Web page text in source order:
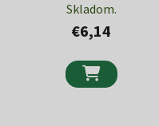
Skladom.
€6,14
